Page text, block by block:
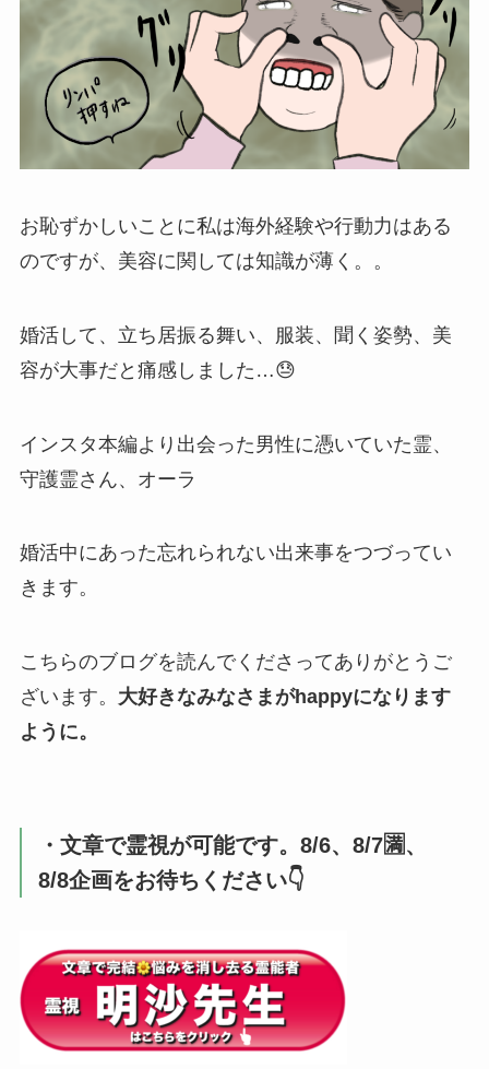
お恥ずかしいことに私は海外経験や行動力はある
のですが、美容に関しては知識が薄く。。
婚活して、立ち居振る舞い、服装、聞く姿勢、美
容が大事だと痛感しました…😓
インスタ本編より出会った男性に憑いていた霊、
守護霊さん、オーラ
婚活中にあった忘れられない出来事をつづってい
きます。
こちらのブログを読んでくださってありがとうご
ざいます。 大好きなみなさまがhappyになります
ように。
・文章で霊視が可能です。8/6、8/7🈵、
8/8企画をお待ちください👇️